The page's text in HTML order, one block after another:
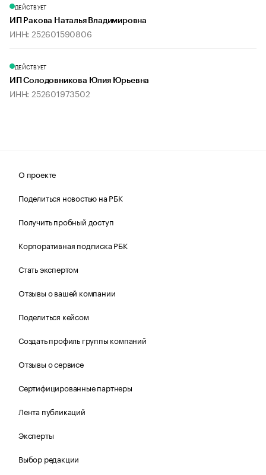
ДЕЙСТВУЕТ
ИП Ракова Наталья Владимировна
ИНН: 252601590806
ДЕЙСТВУЕТ
ИП Солодовникова Юлия Юрьевна
ИНН: 252601973502
О проекте
Поделиться новостью на РБК
Получить пробный доступ
Корпоративная подписка РБК
Стать экспертом
Отзывы о вашей компании
Поделиться кейсом
Создать профиль группы компаний
Отзывы о сервисе
Сертифицированные партнеры
Лента публикаций
Эксперты
Выбор редакции